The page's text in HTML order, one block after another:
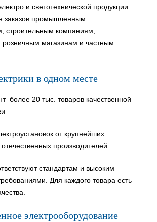
и светотехнической продукции
заказов промышленным
строительным компаниям,
розничным магазинам и частным
в одном месте
более 20 тыс. товаров качественной
от крупнейших
производителей.
стандартам и высоким
Для каждого товара есть
электрооборудование